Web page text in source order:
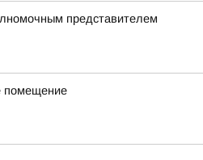
представителем
помещение